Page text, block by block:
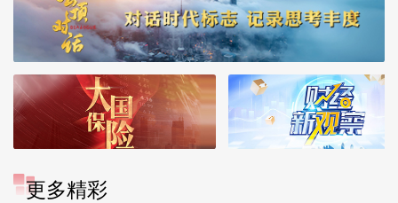
更多精彩